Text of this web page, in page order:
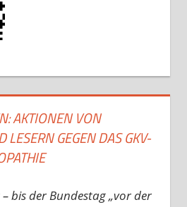
AKTIONEN VON
LESERN GEGEN DAS GKV-
bis der Bundestag „vor der